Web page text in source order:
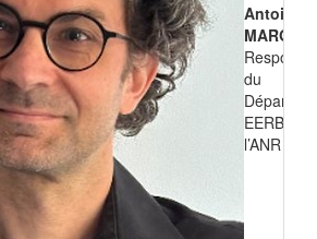
Antoine
du
EERB de
l’ANR